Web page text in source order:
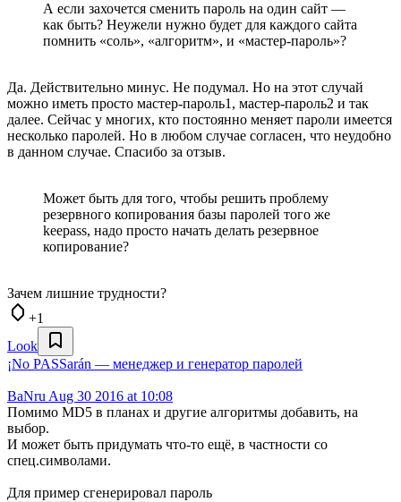
А если захочется сменить пароль на один сайт —
как быть? Неужели нужно будет для каждого сайта
помнить «соль», «алгоритм», и «мастер-пароль»?
Да. Действительно минус. Не подумал. Но на этот случай
можно иметь просто мастер-пароль1, мастер-пароль2 и так
далее. Сейчас у многих, кто постоянно меняет пароли имеется
несколько паролей. Но в любом случае согласен, что неудобно
в данном случае. Спасибо за отзыв.
Может быть для того, чтобы решить проблему
резервного копирования базы паролей того же
keepass, надо просто начать делать резервное
копирование?
Зачем лишние трудности?
+1
Look
¡No PASSarán — менеджер и генератор паролей
BaNru Aug 30 2016 at 10:08
Помимо MD5 в планах и другие алгоритмы добавить, на
выбор.
И может быть придумать что-то ещё, в частности со
спец.символами.
Для пример сгенерировал пароль